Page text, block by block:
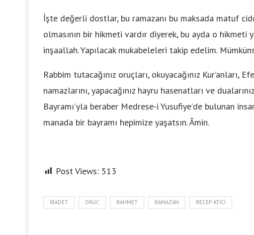
İşte değerli dostlar, bu ramazanı bu maksada matuf
olmasının bir hikmeti vardır diyerek, bu ayda o hikmeti
inşaallah. Yapılacak mukabeleleri takip edelim.
Rabbim tutacağınız oruçları, okuyacağınız Kur’anları,
namazlarını, yapacağınız hayru hasenatları ve
Bayramı’yla beraber Medrese-i Yusufiye’de bulunan
manada bir bayramı hepimize yaşatsın. Âmin.
Post Views: 513
IBADET ORUC RAHMET RAMAZAN RECEP ATICI